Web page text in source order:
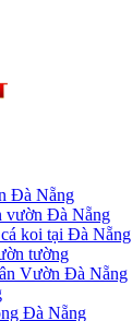
Đà Nẵng
vườn Đà Nẵng
koi tại Đà Nẵng
tường
Vườn Đà Nẵng
Đà Nẵng